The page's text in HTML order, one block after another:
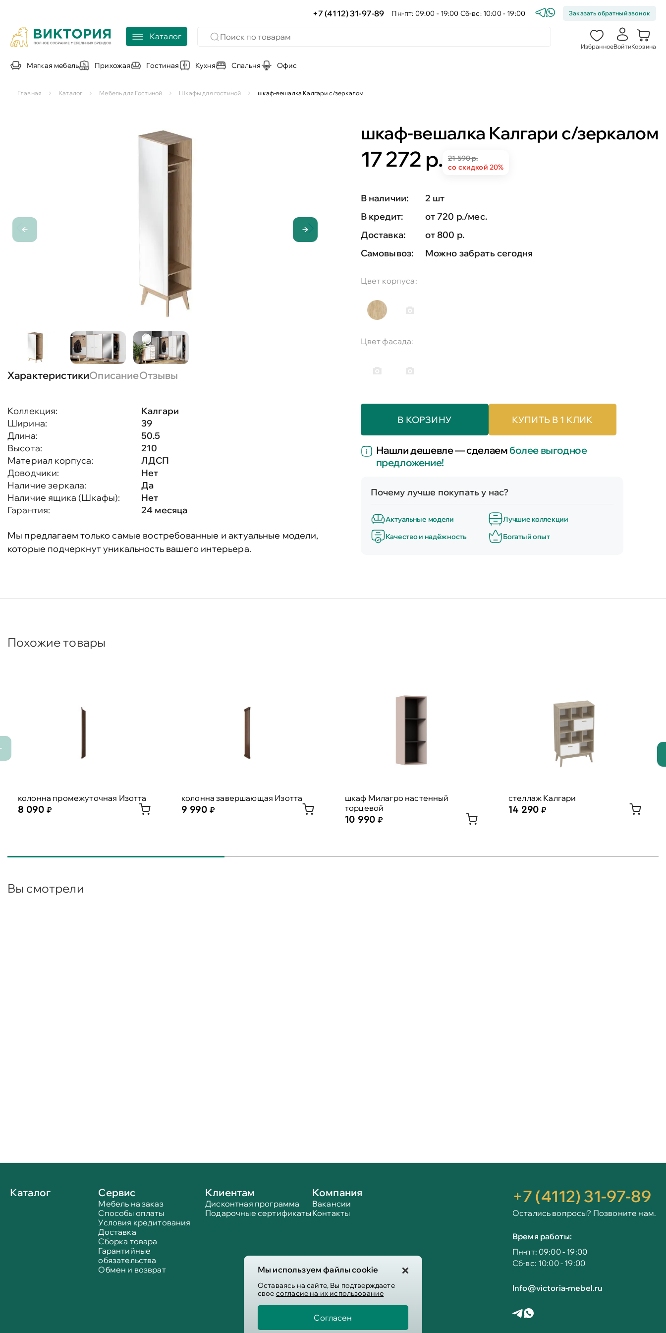
+7 (4112) 31-97-89 Пн-пт: 09:00 - 19:00 Сб-вс: 10:00 - 19:00 Заказать обратный звонок
Каталог
ИзбранноеВойтиКорзина
Мягкая мебель Прихожая Гостиная Кухня Спальня Офис
Мы используем файлы cookie
Оставаясь на сайте, Вы подтверждаете
свое согласие на их использование
Согласен
Главная Каталог Мебель для Гостиной Шкафы для гостиной шкаф-вешалка Калгари с/зеркалом
ХарактеристикиОписаниеОтзывы
Коллекция:
Калгари
Ширина:
39
Длина:
50.5
Высота:
210
Материал корпуса:
ЛДСП
Доводчики:
Нет
Наличие зеркала:
Да
Наличие ящика (Шкафы):
Нет
Гарантия:
24 месяца
Мы предлагаем только самые востребованные и актуальные модели,
которые подчеркнут уникальность вашего интерьера.
шкаф-вешалка Калгари с/зеркалом
17 272 р.
21 590 р.
со скидкой 20%
В наличии:
2 шт
В кредит:
от 720 р./мес.
Доставка:
от 800 р.
Самовывоз:
Можно забрать сегодня
Цвет корпуса:
Цвет фасада:
В КОРЗИНУ КУПИТЬ В 1 КЛИК
Нашли дешевле — сделаемболее выгодное
предложение!
Почему лучше покупать у нас?
Актуальные модели
Лучшие коллекции
Качество и надёжность
Богатый опыт
Похожие товары
колонна промежуточная Изотта
8 090
колонна завершающая Изотта
9 990
шкаф Милагро настенный
торцевой
10 990
стеллаж Калгари
14 290
Вы смотрели
Каталог Сервис
Мебель на заказ
Способы оплаты
Условия кредитования
Доставка
Сборка товара
Гарантийные
обязательства
Обмен и возврат
Клиентам
Дисконтная программа
Подарочные сертификаты
Компания
Вакансии
Контакты
+7 (4112) 31-97-89
Остались вопросы? Позвоните нам.
Время работы:
Пн-пт: 09:00 - 19:00
Сб-вс: 10:00 - 19:00
Info@victoria-mebel.ru